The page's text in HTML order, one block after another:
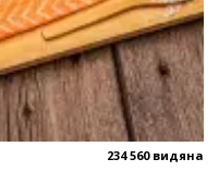
234 560 видяна